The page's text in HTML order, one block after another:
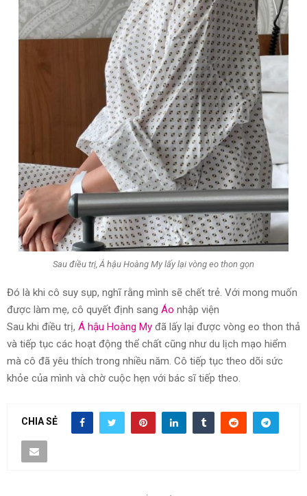
Sau điều trị, Á hậu Hoàng My lấy lại vòng eo thon gọn
Đó là khi cô suy sụp, nghĩ rằng mình sẽ chết trẻ. Với mong muốn
được làm mẹ, cô quyết định sang Áo nhập viện
Sau khi điều trị, Á hậu Hoàng My đã lấy lại được vòng eo thon thả
và tiếp tục các hoạt động thể chất cũng như du lịch mạo hiểm
mà cô đã yêu thích trong nhiều năm. Cô tiếp tục theo dõi sức
khỏe của mình và chờ cuộc hẹn với bác sĩ tiếp theo.
CHIA SẺ